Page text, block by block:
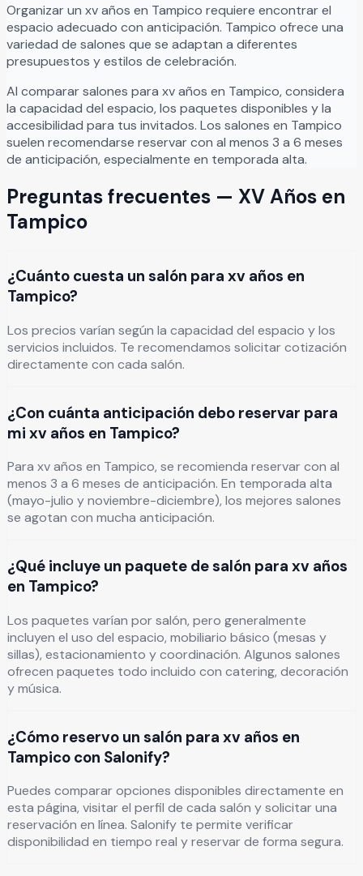
Organizarun xv años en Tampico requiere encontrar el
espacio adecuado con anticipación. Tampico ofrece una
variedad de salones que se adaptan a diferentes
presupuestos y estilos de celebración.
Al comparar salones para xv años en Tampico, considera
la capacidad del espacio, los paquetes disponibles y la
accesibilidad para tus invitados. Los salones en Tampico
suelen recomendarse reservar con al menos 3 a 6 meses
de anticipación, especialmente en temporada alta.
Preguntas frecuentes — XV Años en
Tampico
¿Cuánto cuesta un salón para xv años en
Tampico?
Los precios varían según la capacidad del espacio y los
servicios incluidos. Te recomendamos solicitar cotización
directamente con cada salón.
¿Con cuánta anticipación debo reservar para
mi xv años en Tampico?
Para xv años en Tampico, se recomienda reservar con al
menos 3 a 6 meses de anticipación. En temporada alta
(mayo-julio y noviembre-diciembre), los mejores salones
se agotan con mucha anticipación.
¿Qué incluye un paquete de salón para xv años
en Tampico?
Los paquetes varían por salón, pero generalmente
incluyen el uso del espacio, mobiliario básico (mesas y
sillas), estacionamiento y coordinación. Algunos salones
ofrecen paquetes todo incluido con catering, decoración
y música.
¿Cómo reservo un salón para xv años en
Tampico con Salonify?
Puedes comparar opciones disponibles directamente en
esta página, visitar el perfil de cada salón y solicitar una
reservación en línea. Salonify te permite verificar
disponibilidad en tiempo real y reservar de forma segura.